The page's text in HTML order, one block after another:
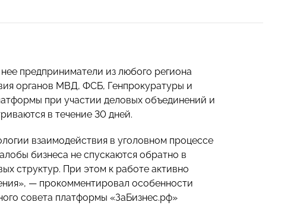
предприниматели из любого региона
органов МВД, ФСБ, Генпрокуратуры и
при участии деловых объединений и
в течение 30 дней.
взаимодействия в уголовном процессе
бизнеса не спускаются обратно в
структур. При этом к работе активно
— прокомментировал особенности
совета платформы «ЗаБизнес.рф»